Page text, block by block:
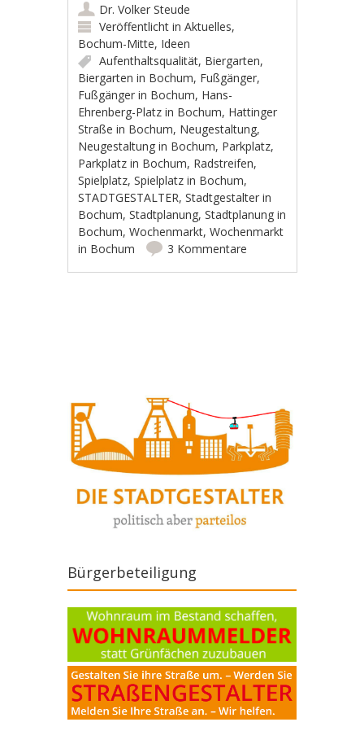
Dr. Volker Steude
Veröffentlicht inAktuelles,
Bochum-Mitte, Ideen
Aufenthaltsqualität, Biergarten,
Biergarten in Bochum, Fußgänger,
Fußgänger in Bochum, Hans-
Ehrenberg-Platz in Bochum, Hattinger
Straße in Bochum, Neugestaltung,
Neugestaltung in Bochum, Parkplatz,
Parkplatz in Bochum, Radstreifen,
Spielplatz,Spielplatz in Bochum,
STADTGESTALTER,Stadtgestalter in
Bochum,Stadtplanung,Stadtplanung in
Bochum,Wochenmarkt,Wochenmarkt
in Bochum
3 Kommentare
Bürgerbeteiligung